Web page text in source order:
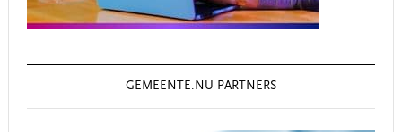
GEMEENTE.NU PARTNERS